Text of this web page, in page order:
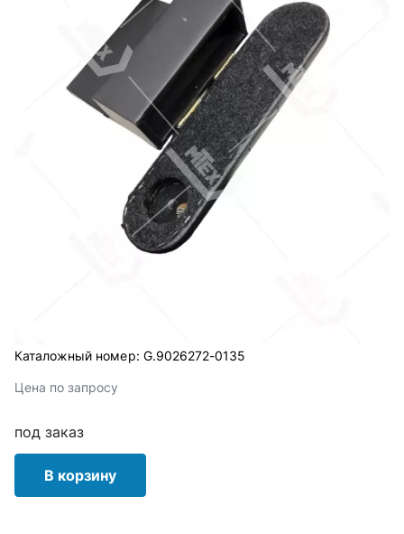
Каталожный номер: G.9026272-0135
Цена по запросу
под заказ
В корзину